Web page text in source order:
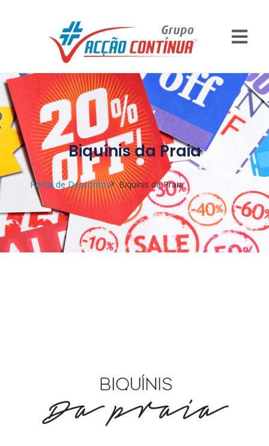
Biquínis da Praia
Portal de Descontos Biquínis da Praia